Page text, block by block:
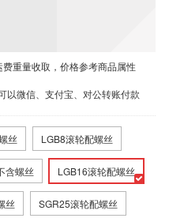
重量收取，价格参考商品属性
以微信、支付宝、对公转账付款
丝 LGB8滚轮配螺丝
含螺丝 LGB16滚轮配螺丝
丝 SGR25滚轮配螺丝